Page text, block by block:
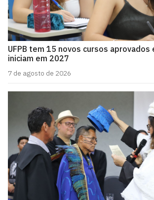
UFPB tem 15 novos cursos
iniciam em 2027
7 de agosto de 2026